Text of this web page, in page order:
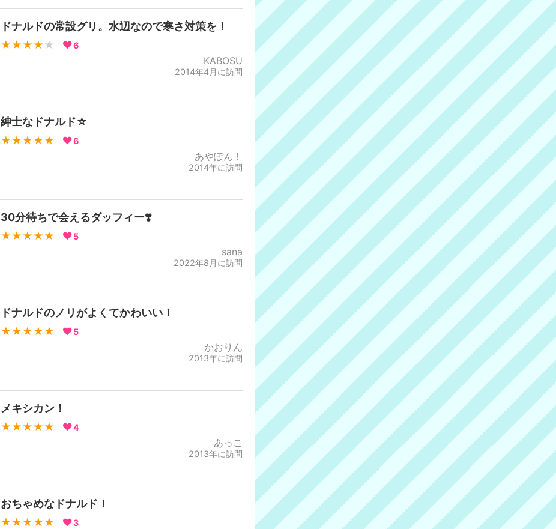
ドナルドの常設グリ。水辺なので寒さ対策を！
★★★★ ★ 6
KABOSU
2014年4月に訪問
紳士なドナルド☆
★★★★★ 6
あやぽん！
2014年に訪問
30分待ちで会えるダッフィー❣️
★★★★★ 5
sana
2022年8月に訪問
ドナルドのノリがよくてかわいい！
★★★★★ 5
かおりん
2013年に訪問
メキシカン！
★★★★★ 4
あっこ
2013年に訪問
おちゃめなドナルド！
★★★★★ 3